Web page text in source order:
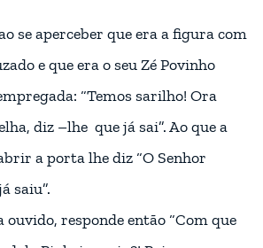
se aperceber que era a figura com
e que era o seu Zé Povinho
“Temos sarilho! Ora
diz –lhe que já sai”. Ao que a
a porta lhe diz “O Senhor
saiu”.
ouvido, responde então “Com que